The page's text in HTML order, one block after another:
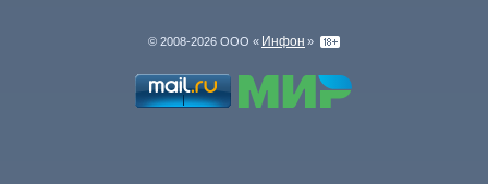
© 2008-2026 ООО « Инфон »